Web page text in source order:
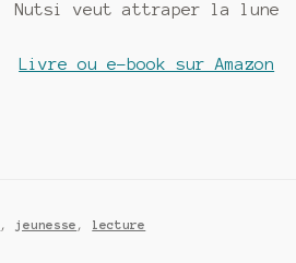
Nutsi veut attraper la lune
Livre ou e-book sur Amazon
, jeunesse , lecture